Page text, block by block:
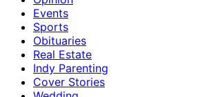
Events
Sports
Obituaries
Real Estate
Indy Parenting
Cover Stories